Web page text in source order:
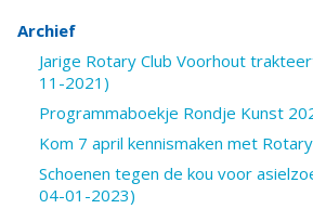
Archief
Jarige Rotary Club Voorhout
11-2021)
Programmaboekje Rondje Kunst
Kom 7 april kennismaken met Rotary
Schoenen tegen de kou voor
04-01-2023)